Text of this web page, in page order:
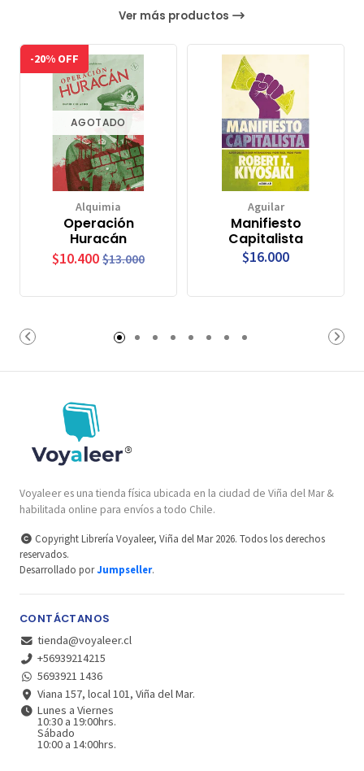
Ver más productos
-20% OFF
AGOTADO
Alquimia
Operación
Huracán
$10.400 $13.000
Aguilar
Manifiesto
Capitalista
$16.000
Voyaleer es una tienda física ubicada en la ciudad de Viña del Mar &
habilitada online para envíos a todo Chile.
Copyright Librería Voyaleer, Viña del Mar 2026. Todos los derechos
reservados.
Desarrollado porJumpseller.
CONTÁCTANOS
tienda@voyaleer.cl
+56939214215
5693921 1436
Viana 157, local 101, Viña del Mar.
Lunes a Viernes
10:30 a 19:00hrs.
Sábado
10:00 a 14:00hrs.